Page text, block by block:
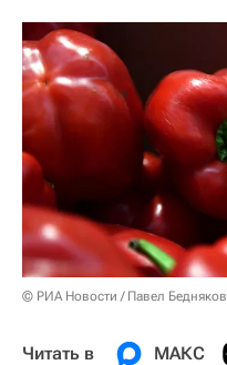
© РИА Новости / Павел Бедняков
Читать в МАКС